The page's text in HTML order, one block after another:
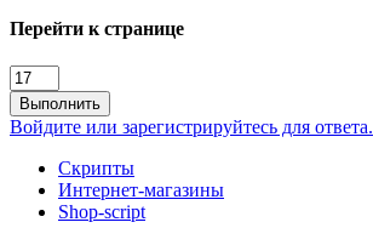
Перейти к странице
Выполнить
Войдите или зарегистрируйтесь для ответа.
Скрипты
Интернет-магазины
Shop-script